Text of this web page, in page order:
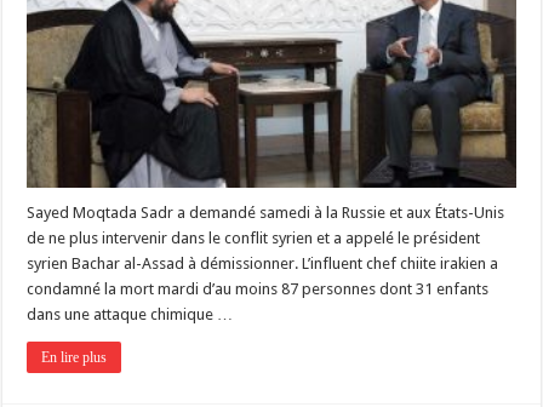
Sayed Moqtada Sadr a demandé samedi à la Russie et aux États-Unis
de ne plus intervenir dans le conflit syrien et a appelé le président
syrien Bachar al-Assad à démissionner. L’influent chef chiite irakien a
condamné la mort mardi d’au moins 87 personnes dont 31 enfants
dans une attaque chimique …
En lire plus